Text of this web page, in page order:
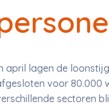
april lagen de
voor 80.000
sectoren